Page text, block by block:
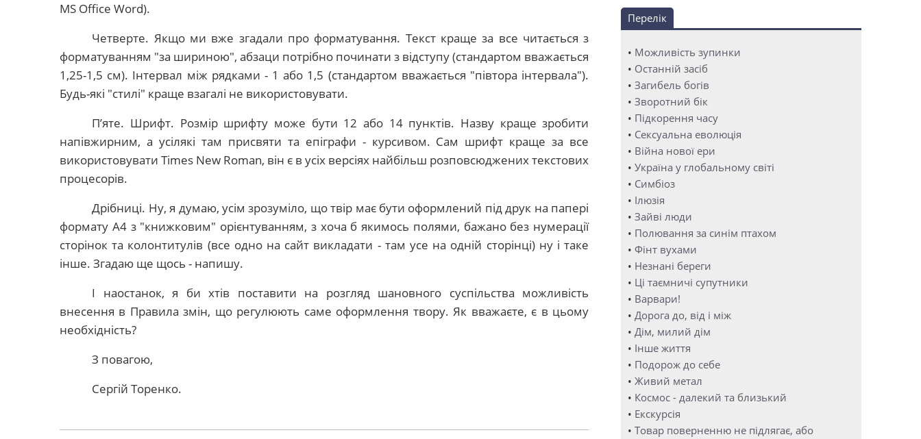
MS Office Word).
Четверте. Якщо ми вже згадали про форматування. Текст краще за все читається з
форматуванням "за шириною", абзаци потрібно починати з відступу (стандартом вважається
1,25-1,5 см). Інтервал між рядками - 1 або 1,5 (стандартом вважається "півтора інтервала").
Будь-які "стилі" краще взагалі не використовувати.
П’яте. Шрифт. Розмір шрифту може бути 12 або 14 пунктів. Назву краще зробити
напівжирним, а усілякі там присвяти та епіграфи - курсивом. Сам шрифт краще за все
використовуватиTimes New Roman, він є в усіх версіях найбільш розповсюджених текстових
процесорів.
Дрібниці. Ну, я думаю, усім зрозуміло, що твір має бути оформлений під друк на папері
формату А4 з "книжковим" орієнтуванням, з хоча б якимось полями, бажано без нумерації
сторінок та колонтитулів (все одно на сайт викладати - там усе на одній сторінці) ну і таке
інше. Згадаю ще щось - напишу.
І наостанок, я би хтів поставити на розгляд шановного суспільства можливість
внесення в Правила змін, що регулюють саме оформлення твору. Як вважаєте, є в цьому
необхідність?
З повагою,
Сергій Торенко.
Перелік
• Можливість зупинки
• Останній засіб
• Загибель богів
• Зворотний бік
• Підкорення часу
• Сексуальна еволюція
• Війна нової ери
• Україна у глобальному світі
• Симбіоз
• Ілюзія
• Зайві люди
• Полювання за синім птахом
• Фінт вухами
• Незнані береги
• Ці таємничі супутники
• Варвари!
• Дорога до, від і між
• Дім, милий дім
• Інше життя
• Подорож до себе
• Живий метал
• Космос - далекий та близький
• Екскурсія
• Товар поверненню не підлягає, або